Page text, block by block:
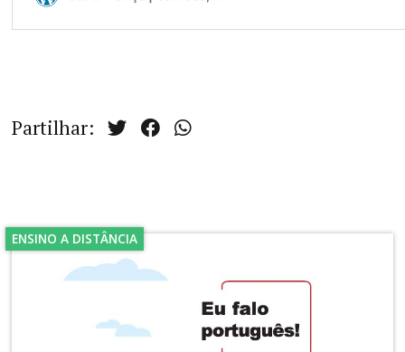
Partilhar:
ENSINO A DISTÂNCIA